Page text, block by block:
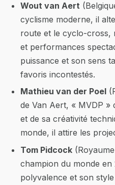
Wout van Aert
cyclisme moderne, il
route et le cyclo-cross,
et performances
puissance et son sens
favoris incontestés.
Mathieu van der Poel
de Van Aert, « MVDP »
et de sa créativité
monde, il attire les
Tom Pidcock
champion du monde
polyvalence et son